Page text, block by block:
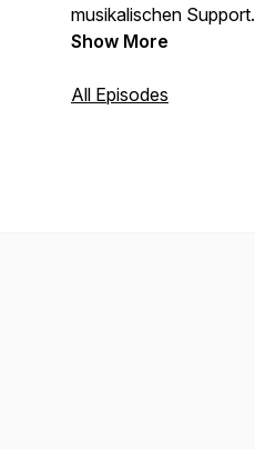
musikalischen Support.
Show More
All Episodes